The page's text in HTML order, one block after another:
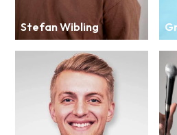
Stefan Wibling